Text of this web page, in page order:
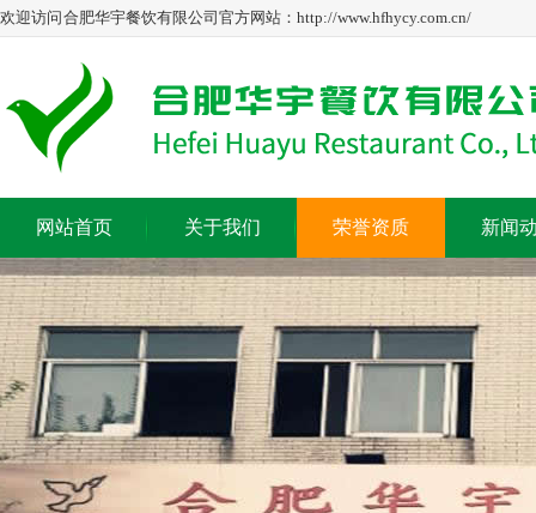
欢迎访问 合肥华宇餐饮有限公司官方网站：http://www.hfhycy.com.cn/
网站首页 关于我们 荣誉资质 新闻